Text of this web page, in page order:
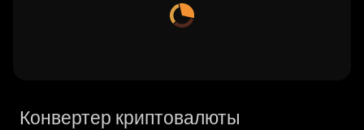
Конвертер криптовалюты